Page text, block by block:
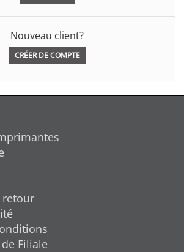
Nouveau client?
CRÉER DE COMPTE
retour
Filiale